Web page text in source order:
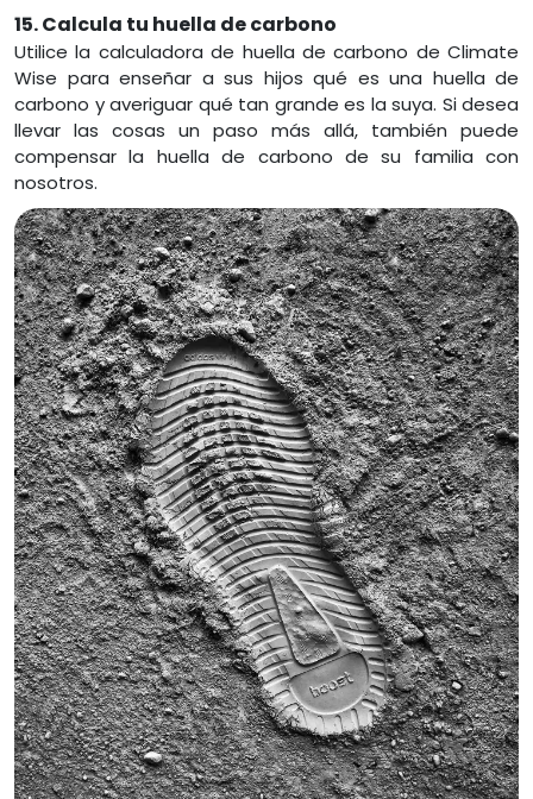
15. Calcula tu huella de carbono
Utilice la calculadora de huella de carbono de Climate
Wise para enseñar a sus hijos qué es una huella de
carbono y averiguar qué tan grande es la suya. Si desea
llevar las cosas un paso más allá, también puede
compensar la huella de carbono de su familia con
nosotros.